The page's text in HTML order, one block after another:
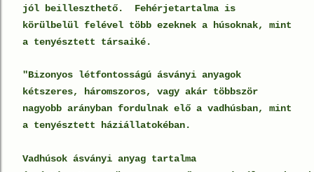
jól beilleszthető. Fehérjetartalma is
körülbelül felével több ezeknek a húsoknak, mint
a tenyésztett társaiké.
"Bizonyos létfontosságú ásványi anyagok
kétszeres, háromszoros, vagy akár többször
nagyobb arányban fordulnak elő a vadhúsban, mint
a tenyésztett háziállatokéban.
Vadhúsok ásványi anyag tartalma